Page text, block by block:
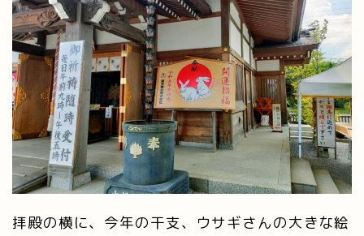
拝殿の横に、今年の干支、ウサギさんの大きな絵